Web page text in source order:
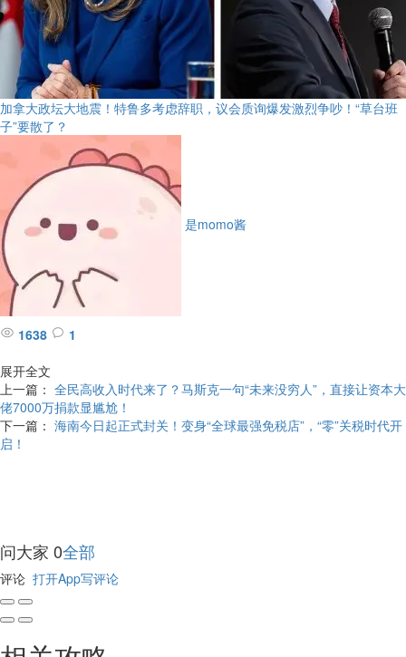
加拿大政坛大地震！特鲁多考虑辞职，议会质询爆发激烈争吵！“草台班
子”要散了？
是momo酱
1638
1
展开全文
上一篇： 全民高收入时代来了？马斯克一句“未来没穷人”，直接让资本大
佬7000万捐款显尴尬！
下一篇： 海南今日起正式封关！变身“全球最强免税店”，“零”关税时代开
启！
问大家 0全部
评论 打开App写评论